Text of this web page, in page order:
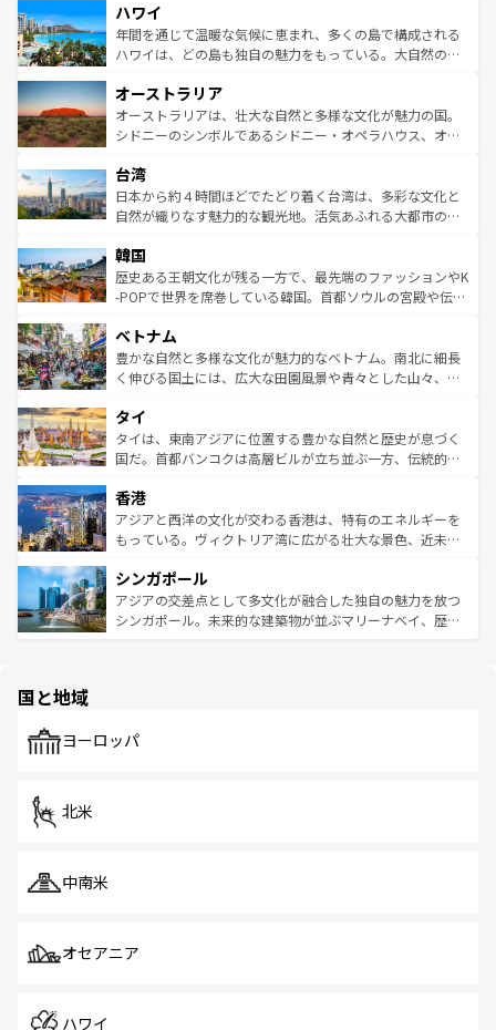
ば市内交通費無料で観光を楽しむこともできる。 なお、新
着のスイス情報はコンテンツ一覧 を参照してほしい。
のような巨大都市は、観光、ショッピング、エンターテイ
ンメントが詰まった刺激的なスポットだ。一方、アメリカ
西部には大自然が広がり、グランドキャニオンやイエロー
部のニューオーリンズでは、音楽と美食が融合した独特の
文化が魅力。旅行者はアメリカの各地域で異なる魅力を楽
しみながら、その多様性と豊かな歴史を感じることができ
ならではの贅沢な旅のスタイルだ。 なお、新着のアメリカ
情報はコンテンツ一覧を参照してほしい。
ハワイ
年間を通じて温暖な気候に恵まれ、多くの島で構成される
ハワイは、どの島も独自の魅力をもっている。大自然の神
ワイ島は見逃せない。また、定番の観光地といえばオアフ
島だが、静かな自然を求めるならマウイ島やカウアイ島が
おすすめ。エメラルドグリーンに輝く海をはじめ、豊かな
れるおもてなしの心で訪れる人々を迎えてくれるハワイの
人々、おいしいローカルフードやハワイアンミュージッ
ク、伝統的なフラダンスなど、すべてがハワイの魅力を彩
ワイを、存分に味わってほしい。 なお、新着のハワイ情報
はコンテンツ一覧を参照してほしい。
オーストラリア
オーストラリアは、壮大な自然と多様な文化が魅力の国。
シドニーのシンボルであるシドニー・オペラハウス、オー
リアリーフや大陸中央部にそびえるウルル（エアーズロッ
ク）、タスマニアの美しい原生林やケアンズの熱帯雨林な
ど、見どころがたくさん。また、カフェやワイン、オージ
いる。アクティビティも充実しており、サーフィンやダイ
ビング、ハイキングなど、アウトドア好きにはたまらな
い。オーストラリアの多彩な魅力を存分に味わいつくそ
参照してほしい。
台湾
日本から約４時間ほどでたどり着く台湾は、多彩な文化と
自然が織りなす魅力的な観光地。活気あふれる大都市の台
ン）、静ひつな山岳地帯である台湾東部など、都市の喧騒
と山間の静けさが共存しており、訪れる人に新しい発見と
驚きをもたらしてくれる。また、奥深い台湾の食文化も魅
容にもいいと評判のスイーツなど、バラエティ豊かな料理
が味わえる。 なお、新着の台湾情報は コンテンツ一覧を参
照してほしい。
韓国
歴史ある王朝文化が残る一方で、最先端のファッションやK
-POPで世界を席巻している韓国。首都ソウルの宮殿や伝統
き、地方に足を延ばせば四季折々の自然美を楽しむことが
できる。そして、キムチや焼肉、絶品のストリートフード
まで、さまざまな韓国料理が待っている。夜には、韓国な
リティに包まれながら、韓国の多彩な魅力を心ゆくまで味
わってみてほしい。 なお、新着の韓国情報はコンテンツ一
覧を参照してほしい。
ベトナム
豊かな自然と多様な文化が魅力的なベトナム。南北に細長
く伸びる国土には、広大な田園風景や青々とした山々、世
急速な発展と共に伝統が息づく。ハノイの古い町並みやホ
ーチミン市のフランス統治時代の建物も、独特の雰囲気を
醸し出している。また、バラエティの豊かさとおいしさで
とつ。フォーやバインミー、ベトナムコーヒーなどは、ぜ
ひ現地で味わいたい。どの地域を訪れてもあたたかい人々
が旅行者を迎えてくれるので、きっと忘れられない旅にな
参照してほしい。
タイ
タイは、東南アジアに位置する豊かな自然と歴史が息づく
国だ。首都バンコクは高層ビルが立ち並ぶ一方、伝統的な
の活気が交差している。北部ではチェンマイなどの山岳地
帯で自然と触れ合い、南部ではプーケットやクラビの美し
いビーチでリゾート気分を楽しむことができる。タイ料理
激する。気候は一年中温暖で、どの季節にも異なる楽しみ
が待っている。親しみやすいタイの人々、仏教を中心とし
た文化、そして多様な観光資源が、訪れる旅人を魅了し続
香港
アジアと西洋の文化が交わる香港は、特有のエネルギーを
もっている。ヴィクトリア湾に広がる壮大な景色、近未来
み、どこを訪れても感動するはず。観光スポットが密集し
ており、効率よく見どころを回れるのも魅力。息をのむよ
うな絶景から文化的な体験まで、香港を存分に楽しみ尽く
シンガポール
アジアの交差点として多文化が融合した独自の魅力を放つ
シンガポール。未来的な建築物が並ぶマリーナベイ、歴史
で、ホーカーズは地元の風情を楽しめる外せないスポット
国と地域
ヨーロッパ
北米
中南米
オセアニア
ハワイ